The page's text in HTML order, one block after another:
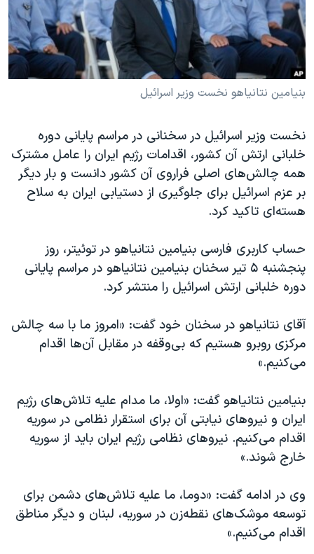
فرهنگ و زندگی
حقوق شهروندی
اقتصادی
علم و فناوری
گالری عکس
آرشیو پخش زنده
مستندها
انتخابات ریاست جمهوری آمریکا ۲۰۲۴
حمله جمهوری اسلامی به اسرائیل
رمز مهسا
اعتراضات زن، زندگی، آزادی
مجموعه مستندهای دادخواهی
تریبونال مردمی آبان ۹۸
دادگاه حمید نوری
قانون شفافیت دارائی کادر رهبری ایران
اعتراضات مردمی آبان ۹۸
نرگس محمدی برنده جایزه نوبل صلح
همایش محافظه‌کاران آمریکا «سی‌پک»
سفر پرزیدنت ترامپ به چین
دنبال کنید
بنیامین نتانیاهو نخست وزیر اسرائیل
نخست وزیر اسرائیل در سخنانی در مراسم پایانی دوره
خلبانی ارتش آن کشور، اقدامات رژیم ایران را عامل مشترک
همه چالش‌های اصلی فراروی آن کشور دانست و بار دیگر
بر عزم اسرائیل برای جلوگیری از دستیابی ایران به سلاح
هسته‌ای تاکید کرد.
حساب کاربری فارسی بنیامین نتانیاهو در توئیتر، روز
پنجشنبه ۵ تیر سخنان بنیامین نتانیاهو در مراسم پایانی
دوره خلبانی ارتش اسرائیل را منتشر کرد.
آقای نتانیاهو در سخنان خود گفت: «امروز ما با سه چالش
مرکزی روبرو هستیم که بی‌وقفه در مقابل آن‌ها اقدام
می‌کنیم.»
بنیامین نتانیاهو گفت: «اولا، ما مدام علیه تلاش‌های رژیم
ایران و نیروهای نیابتی آن برای استقرار نظامی در سوریه
اقدام می‌کنیم. نیروهای نظامی رژیم ایران باید از سوریه
خارج شوند.»
وی در ادامه گفت: «دوما، ما علیه تلاش‌های دشمن برای
توسعه موشک‌های نقطه‌زن در سوریه، لبنان و دیگر مناطق
اقدام می‌کنیم.»